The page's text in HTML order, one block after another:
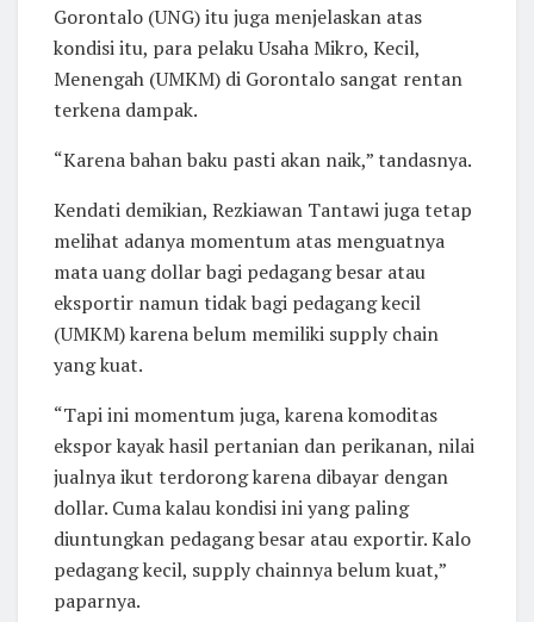
Gorontalo (UNG) itu juga menjelaskan atas
kondisi itu, para pelaku Usaha Mikro, Kecil,
Menengah (UMKM) di Gorontalo sangat rentan
terkena dampak.
“Karena bahan baku pasti akan naik,” tandasnya.
Kendati demikian, Rezkiawan Tantawi juga tetap
melihat adanya momentum atas menguatnya
mata uang dollar bagi pedagang besar atau
eksportir namun tidak bagi pedagang kecil
(UMKM) karena belum memiliki supply chain
yang kuat.
“Tapi ini momentum juga, karena komoditas
ekspor kayak hasil pertanian dan perikanan, nilai
jualnya ikut terdorong karena dibayar dengan
dollar. Cuma kalau kondisi ini yang paling
diuntungkan pedagang besar atau exportir. Kalo
pedagang kecil, supply chainnya belum kuat,”
paparnya.